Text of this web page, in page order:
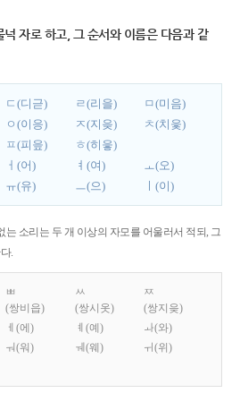
자로 하고, 그 순서와 이름은 다음과 같
ㄷ(디귿) ㄹ(리을)
ㅁ(미음)
ㅇ(이응) ㅈ(지읒)
ㅊ(치읓)
ㅍ(피읖)
ㅎ(히읗)
ㅓ(어) ㅕ(여)
ㅗ(오)
ㅠ(유) ㅡ(으) ㅣ(이)
는 소리는 두 개 이상의 자모를 어울러서 적되, 그
.
ㅃ
(쌍비읍)
ㅆ
(쌍시옷)
ㅉ
(쌍지읒)
ㅔ(에) ㅖ(예)
ㅘ(와)
ㅝ(워) ㅞ(웨)
ㅟ(위)